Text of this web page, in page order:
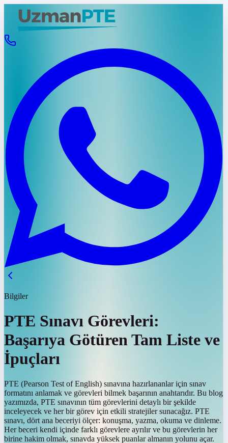
Bilgiler
PTE Sınavı Görevleri:
Başarıya Götüren Tam Liste ve
İpuçları
PTE (Pearson Test of English) sınavına hazırlananlar için sınav
formatını anlamak ve görevleri bilmek başarının anahtarıdır. Bu blog
yazımızda, PTE sınavının tüm görevlerini detaylı bir şekilde
inceleyecek ve her bir görev için etkili stratejiler sunacağız. PTE
sınavı, dört ana beceriyi ölçer: konuşma, yazma, okuma ve dinleme.
Her beceri kendi içinde farklı görevlere ayrılır ve bu görevlerin her
birine hakim olmak, sınavda yüksek puanlar almanın yolunu açar.